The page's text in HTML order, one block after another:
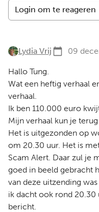
Login om te reageren
Lydia Vrij 09
Hallo Tung.
Wat een heftig verhaal
verhaal.
Ik ben 110.000 euro
Mijn verhaal kun je
Het is uitgezonden op
om 20.30 uur. Het is
Scam Alert. Daar zul je
goed in beeld gebracht
van deze uitzending
ik dacht ook rond 20.30
bericht.